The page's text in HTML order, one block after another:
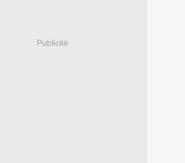
Publicité